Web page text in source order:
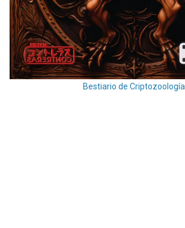
Bestiario de Criptozoología.